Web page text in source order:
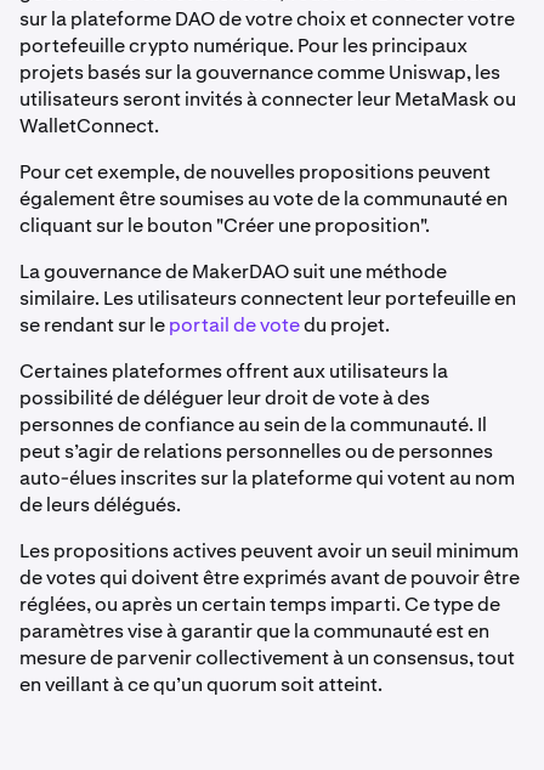
sur la plateforme DAO de votre choix et connecter votre
portefeuille crypto numérique. Pour les principaux
projets basés sur la gouvernance comme Uniswap, les
utilisateurs seront invités à connecter leur MetaMask ou
WalletConnect.
Pour cet exemple, de nouvelles propositions peuvent
également être soumises au vote de la communauté en
cliquant sur le bouton "Créer une proposition".
La gouvernance de MakerDAO suit une méthode
similaire. Les utilisateurs connectent leur portefeuille en
se rendant sur leportail de votedu projet.
Certaines plateformes offrent aux utilisateurs la
possibilité de déléguer leur droit de vote à des
personnes de confiance au sein de la communauté. Il
peut s’agir de relations personnelles ou de personnes
auto-élues inscrites sur la plateforme qui votent au nom
de leurs délégués.
Les propositions actives peuvent avoir un seuil minimum
de votes qui doivent être exprimés avant de pouvoir être
réglées, ou après un certain temps imparti. Ce type de
paramètres vise à garantir que la communauté est en
mesure de parvenir collectivement à un consensus, tout
en veillant à ce qu’un quorum soit atteint.